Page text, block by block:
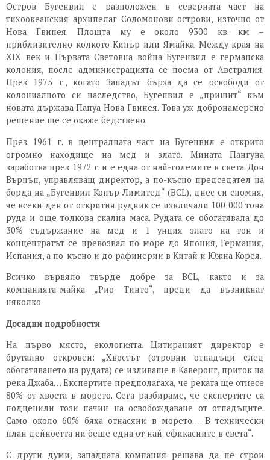
Остров Бугенвил е разположен в северната част на
тихоокеанския архипелаг Соломонови острови, източно от
Нова Гвинея. Площта му е около 9300 кв. км –
приблизително колкото Кипър или Ямайка. Между края на
XIX век и Първата Световна война Бугенвил е германска
колония, после администрацията се поема от Австралия.
През 1975 г., когато Западът бърза да се освободи от
колониалното си наследство, Бугенвил е „пришит“ към
новата държава Папуа Нова Гвинея. Това уж добронамерено
решение ще се окаже бедствено.
През 1961 г. в централната част на Бугенвил е открито
огромно находище на мед и злато. Мината Пангуна
заработва през 1972 г. и е една от най-големите в света. Дон
Върнън, управляващ директор, а по-късно председател на
борда на „Бугенвил Копър Лимитед“ (BCL), днес си спомня,
че всеки ден от открития рудник се извличали 100 000 тона
руда и още толкова скална маса. Рудата се обогатявала до
30% съдържание на мед и 1 унция злато на тон и
концентратът се превозвал по море до Япония, Германия,
Испания, а по-късно и до рафинерии в Китай и Южна Корея.
Всичко вървяло твърде добре за BCL, както и за
компанията-майка „Рио Тинто“, преди да възникнат
няколко
Досадни подробности
На първо място, екологията. Цитираният директор е
брутално откровен: „Хвостът (отровни отпадъци след
обогатяването на рудата) се изливаше в Каверонг, приток на
река Джаба… Експертите предполагаха, че реката ще отнесе
80% от хвоста в морето. Сега разбираме, че експертите са
подценили този начин на освобождаване от отпадъците.
Само около 60% бяха отнасяни в морето… В технически
план дейността ни беше една от най-ефикасните в света“.
С други думи, западната компания решава да не строи